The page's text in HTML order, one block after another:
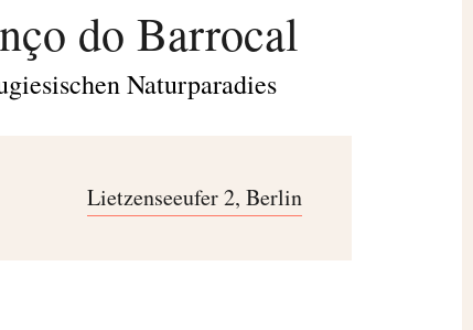
do Barrocal
Naturparadies
Lietzenseeufer 2, Berlin